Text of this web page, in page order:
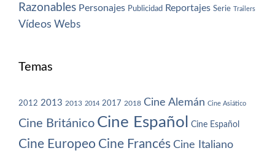
Razonables Personajes Publicidad Reportajes Serie Trailers
Vídeos Webs
Temas
2012 2013 2013 2014 2017 2018 Cine Alemán Cine Asiático
Cine Británico Cine Español Cine Español
Cine Europeo Cine Francés Cine Italiano